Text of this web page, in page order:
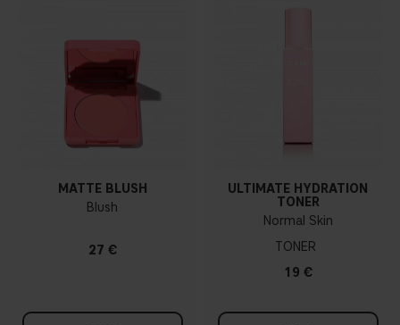
MATTE BLUSH
Blush
27 €
ULTIMATE HYDRATION
TONER
Normal Skin
TONER
19 €